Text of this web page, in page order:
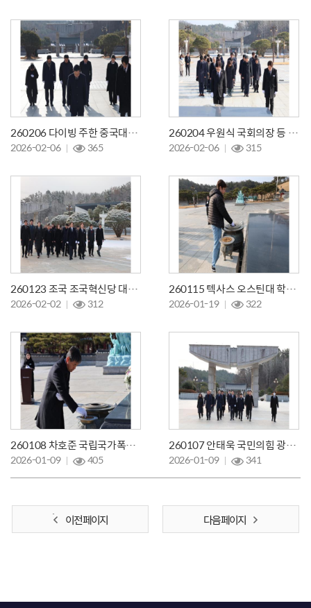
260206 다이빙 주한 중국대사 참배
2026-02-06
365
260204 우원식 국회의장 등 참배
2026-02-06
315
260123 조국 조국혁신당 대표 등 참배
2026-02-02
312
260115 텍사스 오스틴대 학생 일동 참배
2026-01-19
322
260108 차호준 국립국가폭력트라우마치유센터 원장 등 참배
2026-01-09
405
260107 안태욱 국민의힘 광주광역시당위원장 등 참배
2026-01-09
341
이전 페이지 다음 페이지